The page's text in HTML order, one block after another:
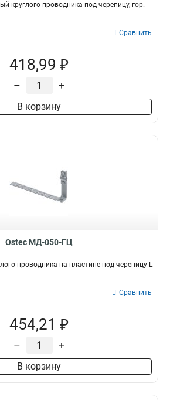
круглого проводника под черепицу, гор.
Сравнить
418,99 ₽
– +
В корзину
Ostec МД-050-ГЦ
проводника на пластине под черепицу L-
Сравнить
454,21 ₽
– +
В корзину